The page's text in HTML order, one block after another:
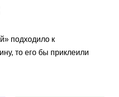
подходило к
то его бы приклеили